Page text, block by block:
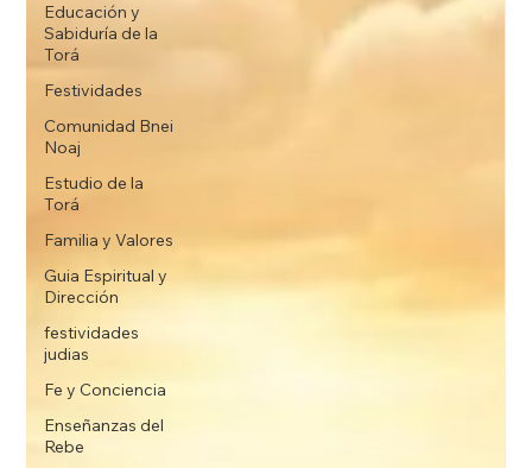
Educación y
Sabiduría de la
Torá
Festividades
Comunidad Bnei
Noaj
Estudio de la
Torá
Familia y Valores
Guia Espiritual y
Dirección
festividades
judias
Fe y Conciencia
Enseñanzas del
Rebe